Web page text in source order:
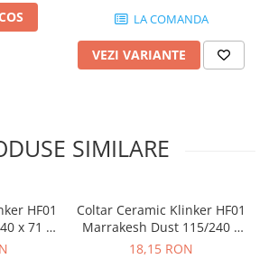
LA COMANDA
VEZI VARIANTE
SIMILARE
HF01
x 71 x
Coltar Ceramic Klinker HF01
Marrakesh Dust 115/240 x
71 x 10mm
18,15 RON